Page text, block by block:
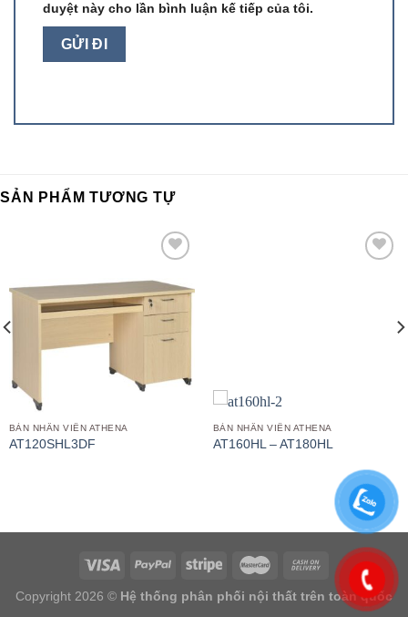
duyệt này cho lần bình luận kế tiếp của tôi.
SẢN PHẨM TƯƠNG TỰ
Add to
wishlist
BÀN NHÂN VIÊN ATHENA
AT120SHL3DF
BÀN NHÂN VIÊN ATHENA
AT160HL – AT180HL
Copyright 2026 © Hệ thống phân phối nội thất trên toàn quốc